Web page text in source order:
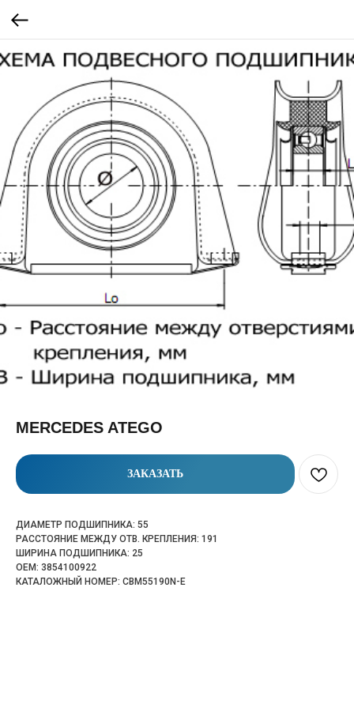
MERCEDES ATEGO
ЗАКАЗАТЬ
ДИАМЕТР ПОДШИПНИКА: 55
РАССТОЯНИЕ МЕЖДУ ОТВ. КРЕПЛЕНИЯ: 191
ШИРИНА ПОДШИПНИКА: 25
OEM: 3854100922
КАТАЛОЖНЫЙ НОМЕР: CBM55190N-E